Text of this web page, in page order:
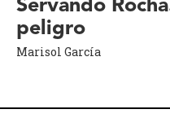
Servando
peligro
Marisol García